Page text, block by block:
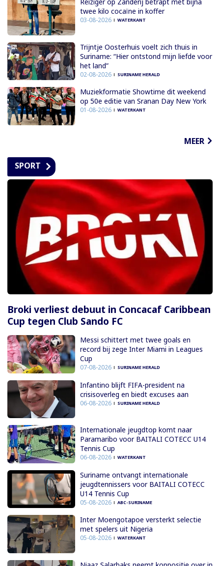
twee kilo cocaïne in koffer
03-08-2026 WATERKANT
Trijntje Oosterhuis voelt zich thuis in
Suriname: “Hier ontstond mijn liefde voor
het land”
02-08-2026 SURINAME HERALD
Muziekformatie Showtime dit weekend
op 50e editie van Sranan Day New York
01-08-2026 WATERKANT
MEER
SPORT
Broki verliest debuut in Concacaf Caribbean
Cup tegen Club Sando FC
Messi schittert met twee goals en
record bij zege Inter Miami in Leagues
Cup
07-08-2026 SURINAME HERALD
Infantino blijft FIFA-president na
crisisoverleg en biedt excuses aan
06-08-2026 SURINAME HERALD
Internationale jeugdtop komt naar
Paramaribo voor BAITALI COTECC U14
Tennis Cup
06-08-2026 WATERKANT
Suriname ontvangt internationale
jeugdtennissers voor BAITALI COTECC
U14 Tennis Cup
05-08-2026 ABC-SURINAME
Inter Moengotapoe versterkt selectie
met spelers uit Nigeria
05-08-2026 WATERKANT